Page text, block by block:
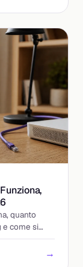
quanto
e come si
→